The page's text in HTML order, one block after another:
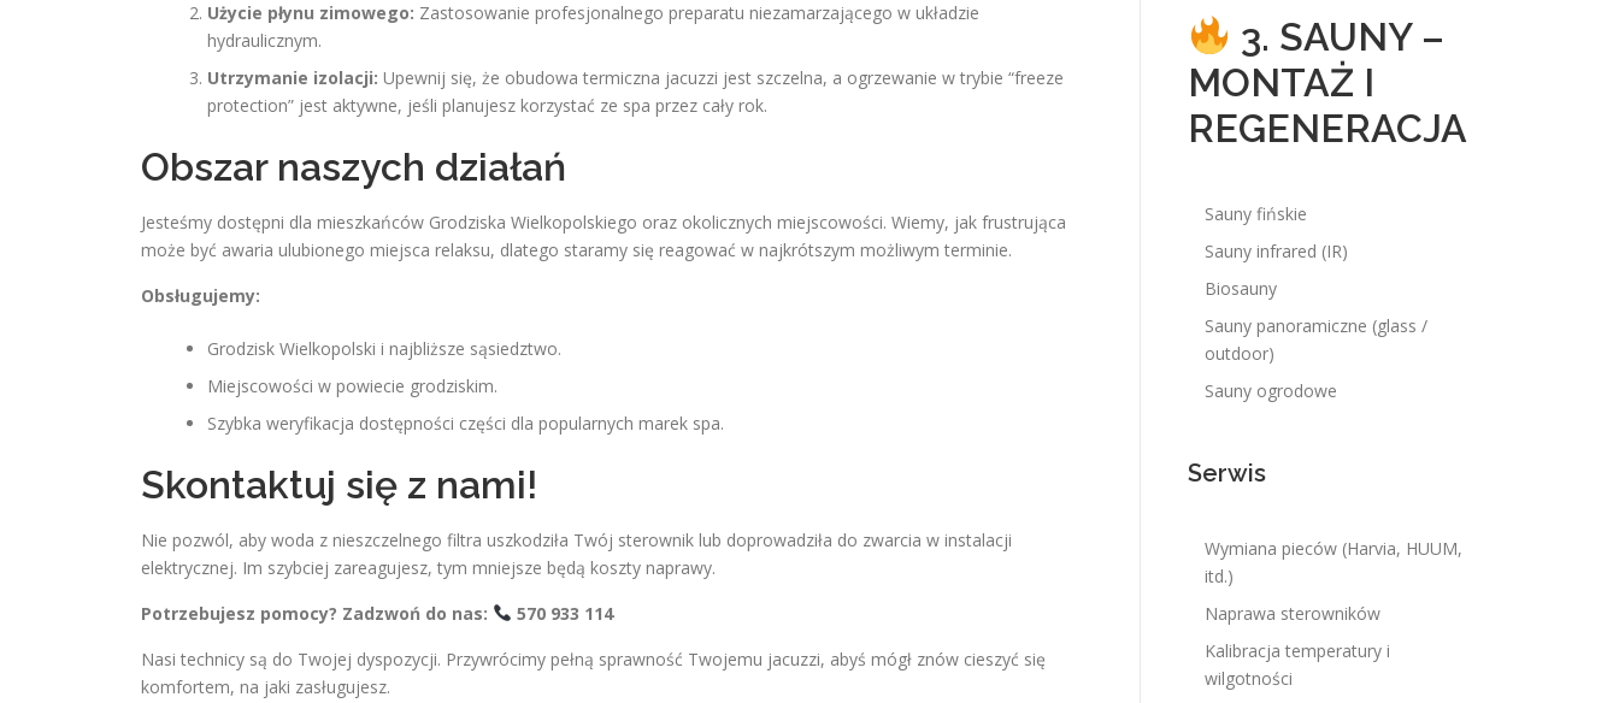
Użycie płynu zimowego: Zastosowanie profesjonalnego preparatu niezamarzającego w układzie
hydraulicznym.
Utrzymanie izolacji: Upewnij się, że obudowa termiczna jacuzzi jest szczelna, a ogrzewanie w trybie “freeze
protection” jest aktywne, jeśli planujesz korzystać ze spa przez cały rok.
Obszar naszych działań
Jesteśmy dostępni dla mieszkańców Grodziska Wielkopolskiego oraz okolicznych miejscowości. Wiemy, jak frustrująca
może być awaria ulubionego miejsca relaksu, dlatego staramy się reagować w najkrótszym możliwym terminie.
Obsługujemy:
Grodzisk Wielkopolski i najbliższe sąsiedztwo.
Miejscowości w powiecie grodziskim.
Szybka weryfikacja dostępności części dla popularnych marek spa.
Skontaktuj się z nami!
Nie pozwól, aby woda z nieszczelnego filtra uszkodziła Twój sterownik lub doprowadziła do zwarcia w instalacji
elektrycznej. Im szybciej zareagujesz, tym mniejsze będą koszty naprawy.
Potrzebujesz pomocy? Zadzwoń do nas:
570 933 114
Nasi technicy są do Twojej dyspozycji. Przywrócimy pełną sprawność Twojemu jacuzzi, abyś mógł znów cieszyć się
komfortem, na jaki zasługujesz.
3. SAUNY –
MONTAŻ I
REGENERACJA
Sauny fińskie
Sauny infrared (IR)
Biosauny
Sauny panoramiczne (glass /
outdoor)
Sauny ogrodowe
Serwis
Wymiana pieców (Harvia, HUUM,
itd.)
Naprawa sterowników
Kalibracja temperatury i
wilgotności